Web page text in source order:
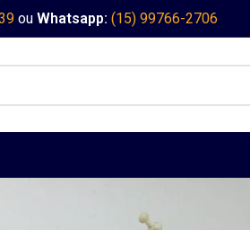
ou Whatsapp: (15) 99766-2706